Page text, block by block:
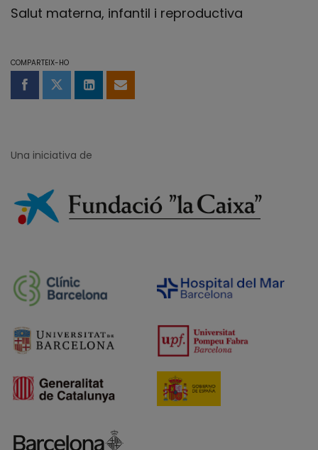
Salut materna, infantil i reproductiva
COMPARTEIX-HO
Compartir a Facebook
Compartir a Twitter
Comparteix a LinkedIn
Comparteix per email
Una iniciativa de